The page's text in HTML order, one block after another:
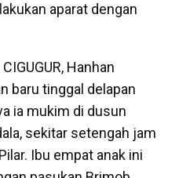
aparat dengan
Hanhan
baru tinggal delapan
ia mukim di dusun
sekitar setengah jam
Ibu empat anak ini